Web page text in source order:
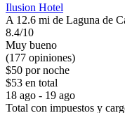
Ilusion Hotel
A 12.6 mi de Laguna de
8.4/10
Muy bueno
(177 opiniones)
$50 por noche
$53 en total
18 ago - 19 ago
Total con impuestos y